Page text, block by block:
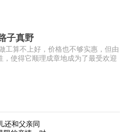
子真野
工算不上好，价格也不够实惠，但由
使得它顺理成章地成为了最受欢迎